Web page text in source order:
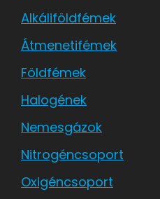
Alkáliföldfémek
Átmenetifémek
Földfémek
Halogének
Nemesgázok
Nitrogéncsoport
Oxigéncsoport